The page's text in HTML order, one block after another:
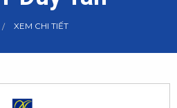
CURRENT:
XEM CHI TIẾT